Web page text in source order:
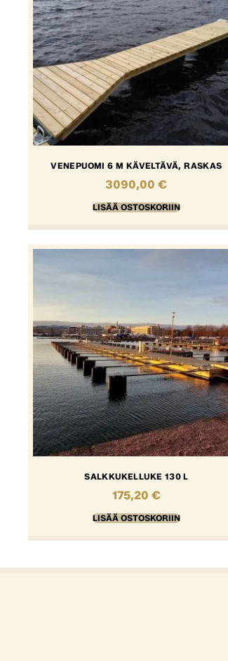
VENEPUOMI 6 M KÄVELTÄVÄ, RASKAS
3090,00€
LISÄÄ OSTOSKORIIN
SALKKUKELLUKE 130 L
175,20 €
LISÄÄ OSTOSKORIIN